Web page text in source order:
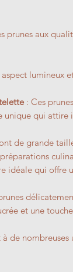
prunes aux
aspect lumineux
: Ces
unique qui attire
de grande
idéale qui offre
et une
de nombreuses